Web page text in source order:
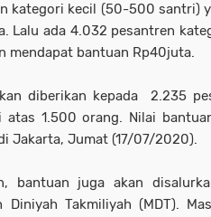
kategori kecil (50-500 santri)
Lalu ada 4.032 pesantren
mendapat bantuan Rp40juta.
diberikan kepada 2.235
1.500 orang. Nilai
Jakarta, Jumat (17/07/2020).
bantuan juga akan
Diniyah Takmiliyah (MDT).